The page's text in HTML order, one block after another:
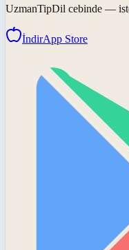
UzmanTipDil cebinde —
İndirApp Store